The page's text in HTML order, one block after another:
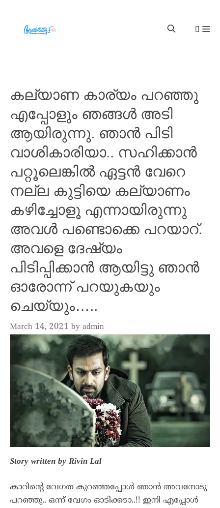
കല്യാണ കാര്യം പറഞ്ഞു
എപ്പോളും ഞങ്ങൾ അടി
ആയിരുന്നു. ഞാൻ പിടി
വാശികാരിയാ.. സഹിക്കാൻ
പറ്റൂലെങ്കിൽ ഏട്ടൻ വേറെ
നല്ല കുട്ടിയെ കല്യാണം
കഴിച്ചോളൂ എന്നായിരുന്നു
അവൾ പണ്ടൊക്കെ പറയാറ്.
അവളെ ദേഷ്യം
പിടിപ്പിക്കാൻ ആയിട്ടു ഞാൻ
ഓരോന്ന് പറയുകയും
ചെയ്‌യും…..
March 14, 2021 by admin
Story written by Rivin Lal
കാറിന്റെ വേഗത കുറഞ്ഞപ്പോൾ ഞാൻ അവനോടു
പറഞ്ഞു.. ഒന്ന് വേഗം ഓടിക്കടാ..!! ഇനി എപ്പോൾ